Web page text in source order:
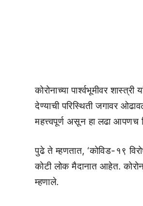
कोरोनाच्या पार्श्वभूमीवर
देण्याची परिस्थिती जगावर
महत्त्वपूर्ण असून हा लढा आपणच
पुढे ते म्हणतात, ‘कोविड-१९
कोटी लोक मैदानात आहेत.
म्हणाले.